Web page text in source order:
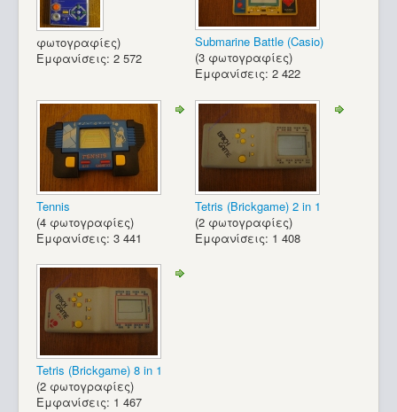
φωτογραφίες)
Εμφανίσεις: 2 572
Submarine Battle (Casio)
(3 φωτογραφίες)
Εμφανίσεις: 2 422
Tennis
(4 φωτογραφίες)
Εμφανίσεις: 3 441
Tetris (Brickgame) 2 in 1
(2 φωτογραφίες)
Εμφανίσεις: 1 408
Tetris (Brickgame) 8 in 1
(2 φωτογραφίες)
Εμφανίσεις: 1 467